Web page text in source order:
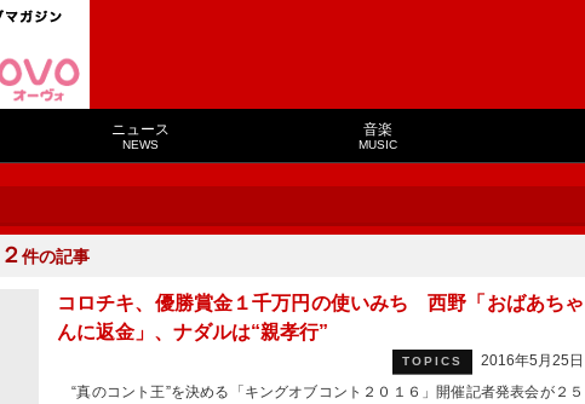
ニュース
NEWS
音楽
MUSIC
２件の記事
コロチキ、優勝賞金１千万円の使いみち 西野「おばあちゃ
んに返金」、ナダルは“親孝行”
TOPICS
2016年5月25日
“真のコント王”を決める「キングオブコント２０１６」開催記者発表会が２５